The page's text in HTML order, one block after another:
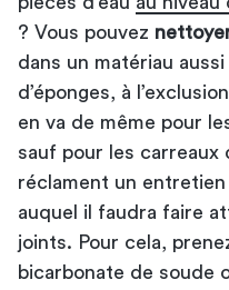
? Vous pouvez
dans un matériau
d’éponges, à
en va de même pour
sauf pour les carreaux
réclament un
auquel il faudra faire
joints. Pour cela,
bicarbonate de soude